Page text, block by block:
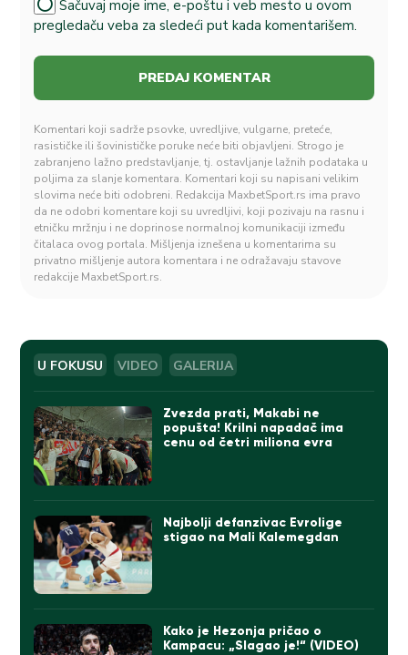
Sačuvaj moje ime, e-poštu i veb mesto u ovom
pregledaču veba za sledeći put kada komentarišem.
Komentari koji sadrže psovke, uvredljive, vulgarne, preteće,
rasističke ili šovinističke poruke neće biti objavljeni. Strogo je
zabranjeno lažno predstavljanje, tj. ostavljanje lažnih podataka u
poljima za slanje komentara. Komentari koji su napisani velikim
slovima neće biti odobreni. Redakcija MaxbetSport.rs ima pravo
da ne odobri komentare koji su uvredljivi, koji pozivaju na rasnu i
etničku mržnju i ne doprinose normalnoj komunikaciji između
čitalaca ovog portala. Mišljenja iznešena u komentarima su
privatno mišljenje autora komentara i ne odražavaju stavove
redakcije MaxbetSport.rs.
U FOKUSU VIDEO GALERIJA
Zvezda prati, Makabi ne
popušta! Krilni napadač ima
cenu od četri miliona evra
Najbolji defanzivac Evrolige
stigao na Mali Kalemegdan
Kako je Hezonja pričao o
Kampacu: „Slagao je!“ (VIDEO)